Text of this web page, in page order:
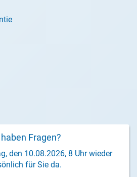
Fragen?
den 10.08.2026, 8 Uhr wieder
für Sie da.